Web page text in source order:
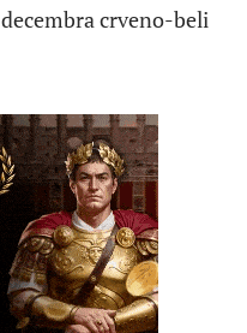
crveno-beli